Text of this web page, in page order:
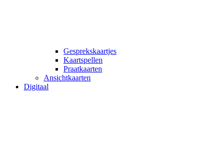
Gesprekskaartjes
Kaartspellen
Praatkaarten
Ansichtkaarten
Digitaal